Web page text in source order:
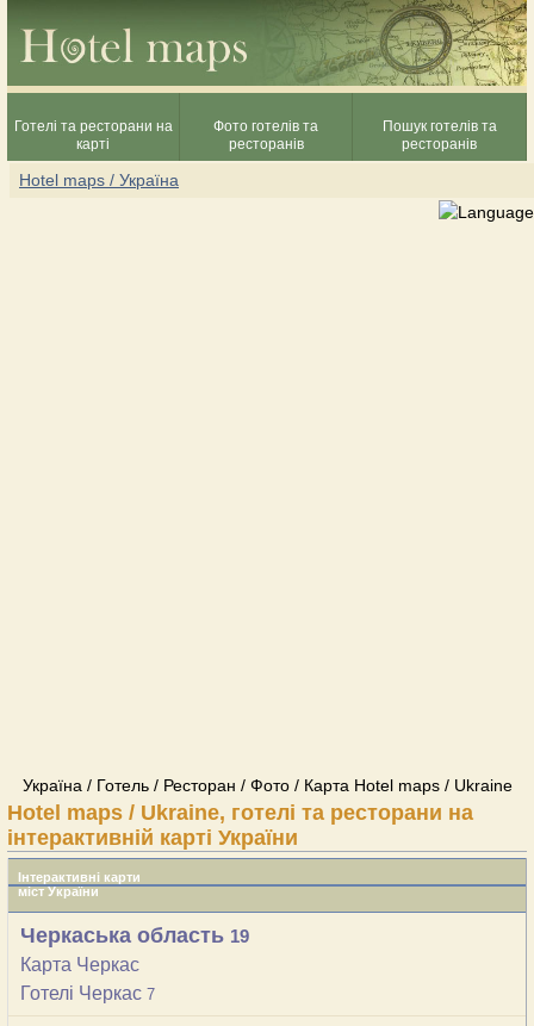
Готелі та ресторани на
карті
Фото готелів та
ресторанів
Пошук готелів та
ресторанів
Hotel maps / Україна
Україна / Готель / Ресторан / Фото / Карта Hotel maps / Ukraine
Hotel maps / Ukraine, готелі та ресторани на
інтерактивній карті України
Інтерактивні карти
міст України
Черкаська область 19
Карта Черкас
Готелі Черкас 7